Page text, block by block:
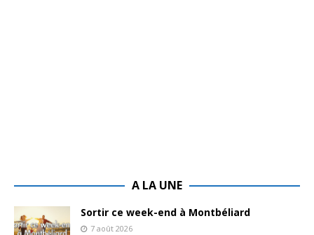
A LA UNE
Sortir ce week-end à Montbéliard
7 août 2026